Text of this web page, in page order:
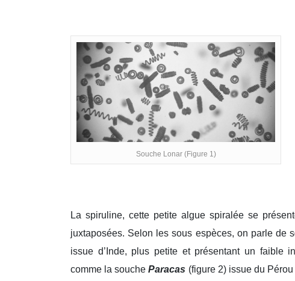
Souche Lonar (Figure 1)
La spiruline, cette petite algue spiralée se
juxtaposées. Selon les sous espèces, on parle de
issue d’Inde, plus petite et présentant un faible
comme la soucheParacas (figure 2) issue du